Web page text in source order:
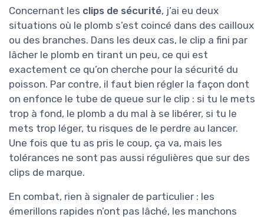
Concernant les clips de sécurité, j’ai eu deux
situations où le plomb s’est coincé dans des cailloux
ou des branches. Dans les deux cas, le clip a fini par
lâcher le plomb en tirant un peu, ce qui est
exactement ce qu’on cherche pour la sécurité du
poisson. Par contre, il faut bien régler la façon dont
on enfonce le tube de queue sur le clip : si tu le mets
trop à fond, le plomb a du mal à se libérer, si tu le
mets trop léger, tu risques de le perdre au lancer.
Une fois que tu as pris le coup, ça va, mais les
tolérances ne sont pas aussi régulières que sur des
clips de marque.
En combat, rien à signaler de particulier : les
émerillons rapides n’ont pas lâché, les manchons